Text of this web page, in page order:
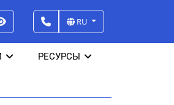
RU
РЕСУРСЫ